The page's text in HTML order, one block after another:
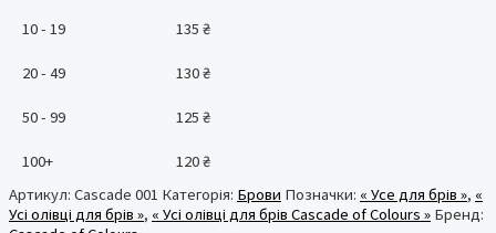
10 - 19 135 ₴
20 - 49 130₴
50 - 99 125 ₴
100+ 120₴
Артикул: Cascade 001 Категорія: Брови Позначки: « Усе для брів », «
Усі олівці для брів », « Усі олівці для брів Cascade of Colours » Бренд: